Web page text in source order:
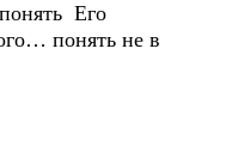
Его
понять не в